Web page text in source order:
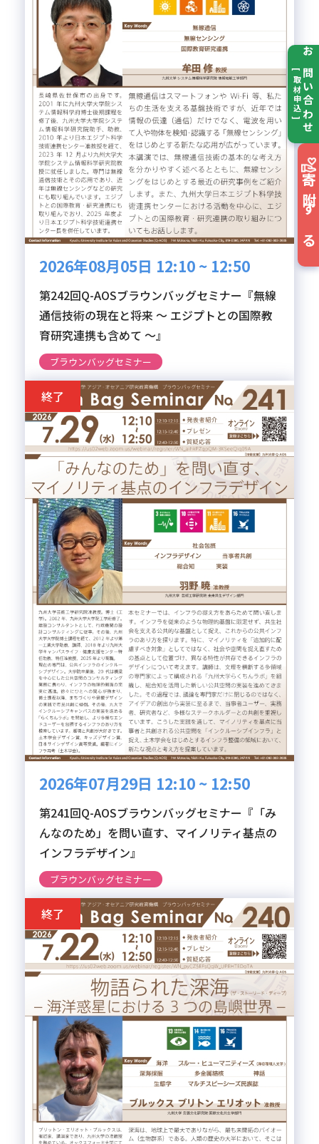
お問い合わせ
[ 取材申込 ]
寄附する
2026年08月05日 12:10 ~ 12:50
第242回Q-AOSブラウンバッグセミナー『無線
通信技術の現在と将来 ～ エジプトとの国際教
育研究連携も含めて ～』
ブラウンバッグセミナー
終了
2026年07月29日 12:10 ~ 12:50
第241回Q-AOSブラウンバッグセミナー『「み
んなのため」を問い直す、マイノリティ基点の
インフラデザイン』
ブラウンバッグセミナー
終了